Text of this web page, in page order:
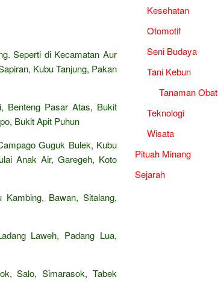
Seperti di Kecamatan Aur
Kubu Tanjung, Pakan
Benteng Pasar Atas, Bukit
Bukit Apit Puhun
Guguk Bulek, Kubu
Anak Air, Garegeh, Koto
Bawan, Sitalang,
Laweh, Padang Lua,
Salo, Simarasok, Tabek
Kesehatan
Otomotif
Seni Budaya
Tani Kebun
Tanaman Obat
Teknologi
Wisata
Pituah Minang
Sejarah